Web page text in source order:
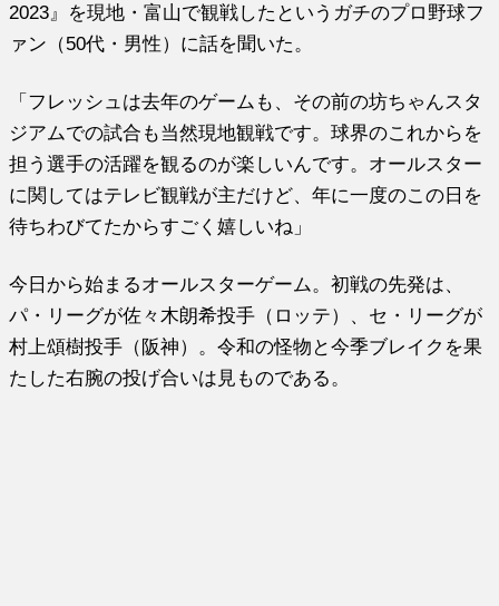
2023』を現地・富山で観戦したというガチのプロ野球フ
ァン（50代・男性）に話を聞いた。
「フレッシュは去年のゲームも、その前の坊ちゃんスタ
ジアムでの試合も当然現地観戦です。球界のこれからを
担う選手の活躍を観るのが楽しいんです。オールスター
に関してはテレビ観戦が主だけど、年に一度のこの日を
待ちわびてたからすごく嬉しいね」
今日から始まるオールスターゲーム。初戦の先発は、
パ・リーグが佐々木朗希投手（ロッテ）、セ・リーグが
村上頌樹投手（阪神）。令和の怪物と今季ブレイクを果
たした右腕の投げ合いは見ものである。